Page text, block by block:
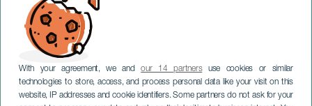
With your agreement, we andour 14 partnersuse cookies or similar
technologies to store, access, and process personal data like your visit on this
website, IP addresses and cookie identifiers. Some partners do not ask for your